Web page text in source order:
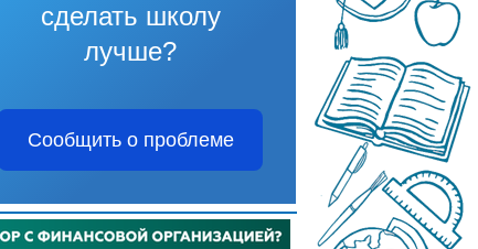
сделать школу
лучше?
Сообщить о проблеме